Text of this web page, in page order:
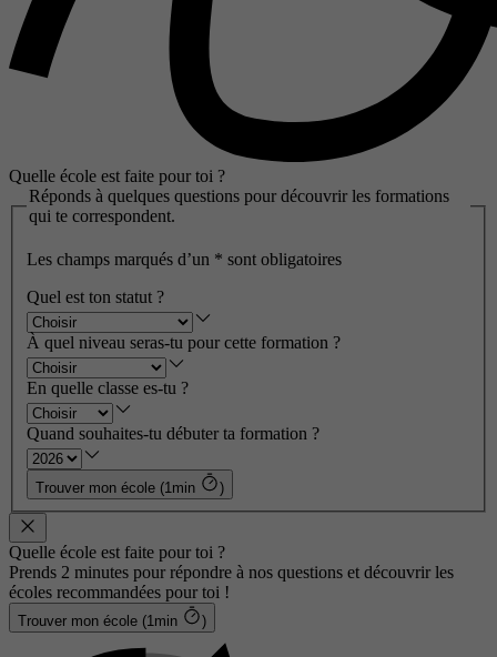
Quelle école est faite pour toi ?
Réponds à quelques questions pour découvrir les formations
qui te correspondent.
Les champs marqués d’un * sont obligatoires
Quel est ton statut ?
À quel niveau seras-tu pour cette formation ?
En quelle classe es-tu ?
Quand souhaites-tu débuter ta formation ?
Trouver mon école (1min )
Quelle école est faite pour toi ?
Prends 2 minutes pour répondre à nos questions et découvrir les
écoles recommandées pour toi !
Trouver mon école (1min )